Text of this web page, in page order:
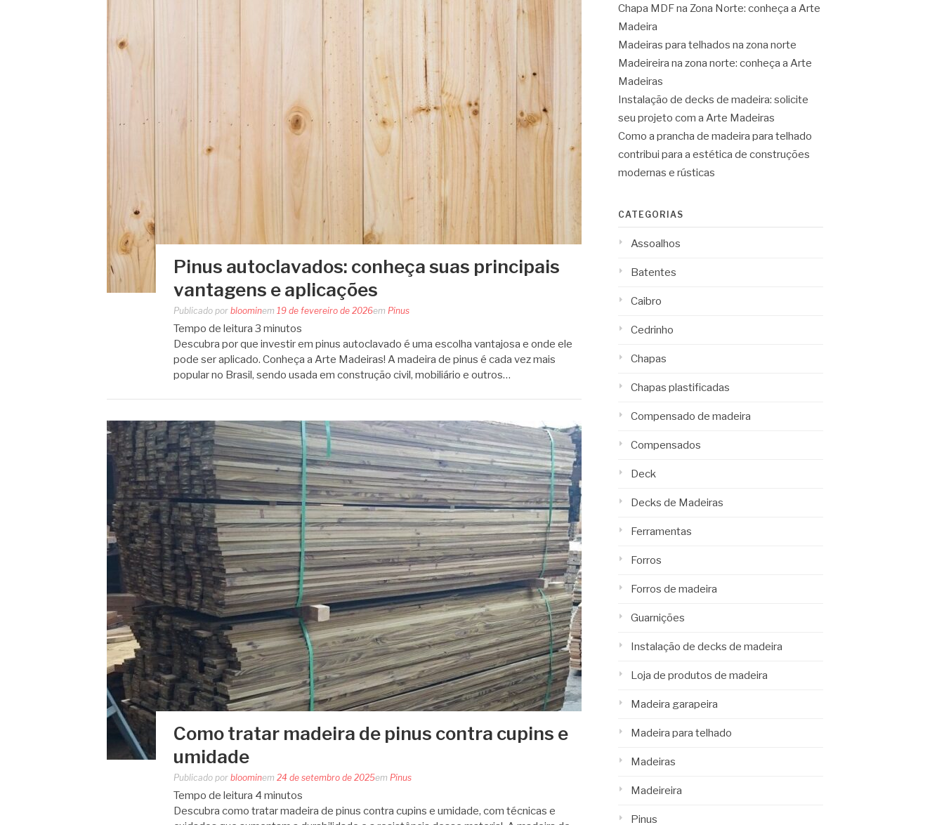
Pinus autoclavados: conheça suas principais
vantagens e aplicações
Publicado por bloominem 19 de fevereiro de 2026em Pinus
Tempo de leitura 3 minutos
Descubra por que investir em pinus autoclavado é uma escolha vantajosa e onde ele
pode ser aplicado. Conheça a Arte Madeiras! A madeira de pinus é cada vez mais
popular no Brasil, sendo usada em construção civil, mobiliário e outros…
Como tratar madeira de pinus contra cupins e
umidade
Publicado por bloominem 24 de setembro de 2025em Pinus
Tempo de leitura 4 minutos
Descubra como tratar madeira de pinus contra cupins e umidade, com técnicas e
Chapa MDF na Zona Norte: conheça a Arte
Madeira
Madeiras para telhados na zona norte
Madeireira na zona norte: conheça a Arte
Madeiras
Instalação de decks de madeira: solicite
seu projeto com a Arte Madeiras
Como a prancha de madeira para telhado
contribui para a estética de construções
modernas e rústicas
CATEGORIAS
Assoalhos
Batentes
Caibro
Cedrinho
Chapas
Chapas plastificadas
Compensado de madeira
Compensados
Deck
Decks de Madeiras
Ferramentas
Forros
Forros de madeira
Guarnições
Instalação de decks de madeira
Loja de produtos de madeira
Madeira garapeira
Madeira para telhado
Madeiras
Madeireira
Pinus